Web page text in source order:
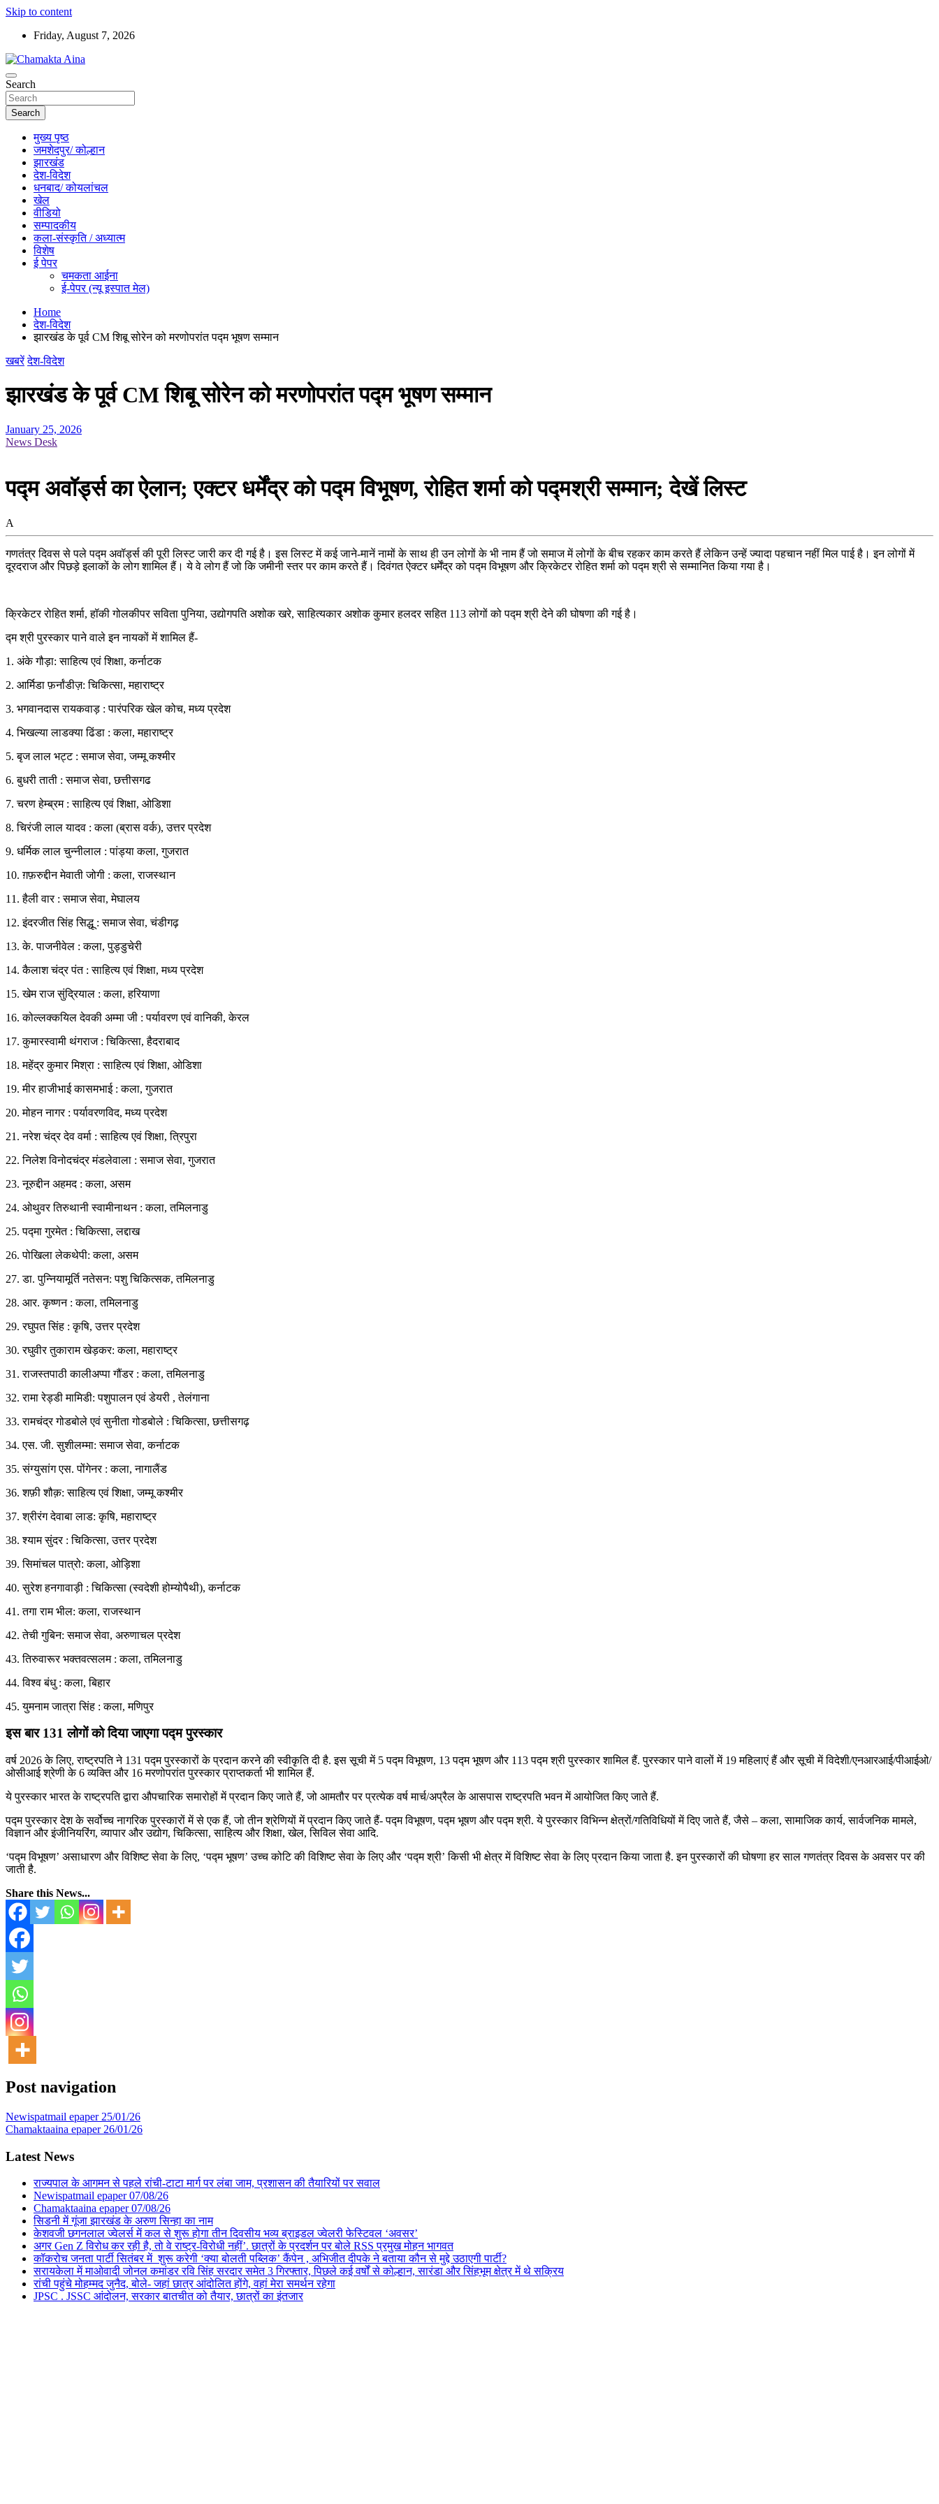
Skip to content
Friday, August 7, 2026
Chamakta Aina
Hindi News Paper – Jharkhand
Search
Search
मुख्य पृष्ठ
जमशेदपुर/ कोल्हान
झारखंड
देश-विदेश
धनबाद/ कोयलांचल
खेल
वीडियो
सम्पादकीय
कला-संस्कृति / अध्यात्म
विशेष
ई पेपर
चमकता आईना
ई-पेपर (न्यू इस्पात मेल)
Home
देश-विदेश
झारखंड के पूर्व CM शिबू सोरेन को मरणोपरांत पद्म भूषण सम्मान
खबरें देश-विदेश
झारखंड के पूर्व CM शिबू सोरेन को मरणोपरांत पद्म भूषण सम्मान
January 25, 2026
News Desk
पद्म अवॉर्ड्स का ऐलान; एक्टर धर्मेंद्र को पद्म विभूषण, रोहित शर्मा को पद्मश्री सम्मान; देखें लिस्ट
A
गणतंत्र दिवस से पले पद्म अवॉर्ड्स की पूरी लिस्ट जारी कर दी गई है। इस लिस्ट में कई जाने-मानें नामों के साथ ही उन लोगों के भी नाम हैं जो समाज में लोगों के बीच रहकर काम करते हैं लेकिन उन्हें ज्यादा पहचान नहीं मिल पाई है। इन लोगों में
दूरदराज और पिछड़े इलाकों के लोग शामिल हैं। ये वे लोग हैं जो कि जमीनी स्तर पर काम करते हैं। दिवंगत ऐक्टर धर्मेंद्र को पद्म विभूषण और क्रिकेटर रोहित शर्मा को पद्म श्री से सम्मानित किया गया है।
क्रिकेटर रोहित शर्मा, हॉकी गोलकीपर सविता पुनिया, उद्योगपति अशोक खरे, साहित्यकार अशोक कुमार हलदर सहित 113 लोगों को पद्म श्री देने की घोषणा की गई है।
द्म श्री पुरस्कार पाने वाले इन नायकों में शामिल हैं-
1. अंके गौड़ा: साहित्य एवं शिक्षा, कर्नाटक
2. आर्मिडा फ़र्नांडीज़: चिकित्सा, महाराष्ट्र
3. भगवानदास रायकवाड़ : पारंपरिक खेल कोच, मध्य प्रदेश
4. भिखल्या लाडक्या ढिंडा : कला, महाराष्ट्र
5. बृज लाल भट्ट : समाज सेवा, जम्मू कश्मीर
6. बुधरी ताती : समाज सेवा, छत्तीसगढ
7. चरण हेम्ब्रम : साहित्य एवं शिक्षा, ओडिशा
8. चिरंजी लाल यादव : कला (ब्रास वर्क), उत्तर प्रदेश
9. धर्मिक लाल चुन्नीलाल : पांड्या कला, गुजरात
10. ग़फ़रुद्दीन मेवाती जोगी : कला, राजस्थान
11. हैली वार : समाज सेवा, मेघालय
12. इंदरजीत सिंह सिद्धू : समाज सेवा, चंडीगढ़
13. के. पाजनीवेल : कला, पुड्डुचेरी
14. कैलाश चंद्र पंत : साहित्य एवं शिक्षा, मध्य प्रदेश
15. खेम राज सुंद्रियाल : कला, हरियाणा
16. कोल्लक्कयिल देवकी अम्मा जी : पर्यावरण एवं वानिकी, केरल
17. कुमारस्वामी थंगराज : चिकित्सा, हैदराबाद
18. महेंद्र कुमार मिश्रा : साहित्य एवं शिक्षा, ओडिशा
19. मीर हाजीभाई कासमभाई : कला, गुजरात
20. मोहन नागर : पर्यावरणविद, मध्य प्रदेश
21. नरेश चंद्र देव वर्मा : साहित्य एवं शिक्षा, त्रिपुरा
22. निलेश विनोदचंद्र मंडलेवाला : समाज सेवा, गुजरात
23. नूरुद्दीन अहमद : कला, असम
24. ओथुवर तिरुथानी स्वामीनाथन : कला, तमिलनाडु
25. पद्मा गुरमेत : चिकित्सा, लद्दाख
26. पोखिला लेकथेपी: कला, असम
27. डा. पुन्नियामूर्ति नतेसन: पशु चिकित्सक, तमिलनाडु
28. आर. कृष्णन : कला, तमिलनाडु
29. रघुपत सिंह : कृषि, उत्तर प्रदेश
30. रघुवीर तुकाराम खेड़कर: कला, महाराष्ट्र
31. राजस्तपाठी कालीअप्पा गौंडर : कला, तमिलनाडु
32. रामा रेड्डी मामिडी: पशुपालन एवं डेयरी , तेलंगाना
33. रामचंद्र गोडबोले एवं सुनीता गोडबोले : चिकित्सा, छत्तीसगढ़
34. एस. जी. सुशीलम्मा: समाज सेवा, कर्नाटक
35. संग्युसांग एस. पोंगेनर : कला, नागालैंड
36. शफ़ी शौक़: साहित्य एवं शिक्षा, जम्मू कश्मीर
37. श्रीरंग देवाबा लाड: कृषि, महाराष्ट्र
38. श्याम सुंदर : चिकित्सा, उत्तर प्रदेश
39. सिमांचल पात्रो: कला, ओड़िशा
40. सुरेश हनगावाड़ी : चिकित्सा (स्वदेशी होम्योपैथी), कर्नाटक
41. तगा राम भील: कला, राजस्थान
42. तेची गुबिन: समाज सेवा, अरुणाचल प्रदेश
43. तिरुवारूर भक्तवत्सलम : कला, तमिलनाडु
44. विश्व बंधु : कला, बिहार
45. युमनाम जात्रा सिंह : कला, मणिपुर
इस बार 131 लोगों को दिया जाएगा पद्म पुरस्कार
वर्ष 2026 के लिए, राष्ट्रपति ने 131 पद्म पुरस्कारों के प्रदान करने की स्वीकृति दी है. इस सूची में 5 पद्म विभूषण, 13 पद्म भूषण और 113 पद्म श्री पुरस्कार शामिल हैं. पुरस्कार पाने वालों में 19 महिलाएं हैं और सूची में विदेशी/एनआरआई/पीआईओ/
ओसीआई श्रेणी के 6 व्यक्ति और 16 मरणोपरांत पुरस्कार प्राप्तकर्ता भी शामिल हैं.
ये पुरस्कार भारत के राष्ट्रपति द्वारा औपचारिक समारोहों में प्रदान किए जाते हैं, जो आमतौर पर प्रत्येक वर्ष मार्च/अप्रैल के आसपास राष्ट्रपति भवन में आयोजित किए जाते हैं.
पद्म पुरस्कार देश के सर्वोच्च नागरिक पुरस्कारों में से एक हैं, जो तीन श्रेणियों में प्रदान किए जाते हैं- पद्म विभूषण, पद्म भूषण और पद्म श्री. ये पुरस्कार विभिन्न क्षेत्रों/गतिविधियों में दिए जाते हैं, जैसे – कला, सामाजिक कार्य, सार्वजनिक मामले,
विज्ञान और इंजीनियरिंग, व्यापार और उद्योग, चिकित्सा, साहित्य और शिक्षा, खेल, सिविल सेवा आदि.
‘पद्म विभूषण’ असाधारण और विशिष्ट सेवा के लिए, ‘पद्म भूषण’ उच्च कोटि की विशिष्ट सेवा के लिए और ‘पद्म श्री’ किसी भी क्षेत्र में विशिष्ट सेवा के लिए प्रदान किया जाता है. इन पुरस्कारों की घोषणा हर साल गणतंत्र दिवस के अवसर पर की
जाती है.
Share this News...
Post navigation
Newispatmail epaper 25/01/26
Chamaktaaina epaper 26/01/26
Latest News
राज्यपाल के आगमन से पहले रांची-टाटा मार्ग पर लंबा जाम, प्रशासन की तैयारियों पर सवाल
Newispatmail epaper 07/08/26
Chamaktaaina epaper 07/08/26
सिडनी में गूंजा झारखंड के अरुण सिन्हा का नाम
केशवजी छगनलाल ज्वेलर्स में कल से शुरू होगा तीन दिवसीय भव्य ब्राइडल ज्वेलरी फेस्टिवल ‘अवसर’
अगर Gen Z विरोध कर रही है, तो वे राष्ट्र-विरोधी नहीं’. छात्रों के प्रदर्शन पर बोले RSS प्रमुख मोहन भागवत
कॉकरोच जनता पार्टी सितंबर में शुरू करेगी ‘क्या बोलती पब्लिक’ कैंपेन , अभिजीत दीपके ने बताया कौन से मुद्दे उठाएगी पार्टी?
सरायकेला में माओवादी जोनल कमांडर रवि सिंह सरदार समेत 3 गिरफ्तार, पिछले कई वर्षों से कोल्हान, सारंडा और सिंहभूम क्षेत्र में थे सक्रिय
रांची पहुंचे मोहम्मद जुनैद, बोले- जहां छात्र आंदोलित होंगे, वहां मेरा समर्थन रहेगा
JPSC . JSSC आंदोलन, सरकार बातचीत को तैयार, छात्रों का इंतजार